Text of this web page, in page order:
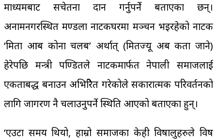
माध्यमबाट सचेतना प्रदान गर्नुपर्ने बताएका छन्।
अनामनगरस्थित मण्डला नाटकघरमा मञ्चन भइरहेको नाटक
‘मिता आब कोना चलब’ अर्थात् (मितज्यू अब कता जाने)
हेरेपछि मन्त्री पण्डितले नाटकमार्फत नेपाली समाजलाई
एकताबद्ध बनाउन अभिप्रेरित गरेकोले सकारात्मक परिवर्तनको
लागि जागरण नै चलाउनुपर्ने स्थिति आएको बताएका हुन्।
‘एउटा समय थियो, हाम्रो समाजका केही विषालुहरुले विष